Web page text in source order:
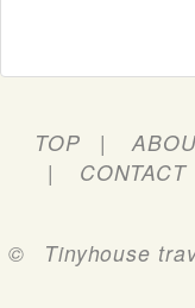
TOP
CONTACT
©
Tinyhouse